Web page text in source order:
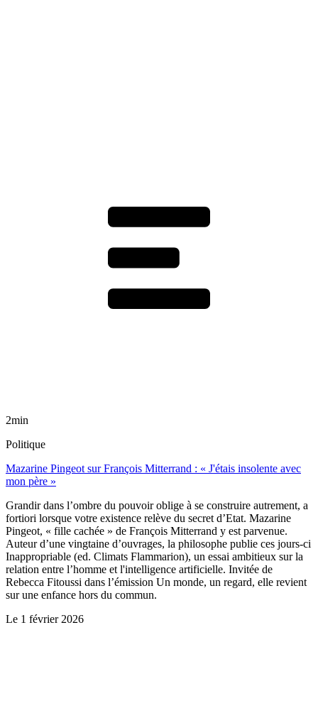
2min
Politique
Mazarine Pingeot sur François Mitterrand : « J'étais insolente avec
mon père »
Grandir dans l’ombre du pouvoir oblige à se construire autrement, a
fortiori lorsque votre existence relève du secret d’Etat. Mazarine
Pingeot, « fille cachée » de François Mitterrand y est parvenue.
Auteur d’une vingtaine d’ouvrages, la philosophe publie ces jours-ci
Inappropriable (ed. Climats Flammarion), un essai ambitieux sur la
relation entre l’homme et l'intelligence artificielle. Invitée de
Rebecca Fitoussi dans l’émission Un monde, un regard, elle revient
sur une enfance hors du commun.
Le 1 février 2026